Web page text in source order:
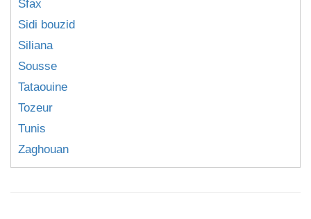
Sfax
Sidi bouzid
Siliana
Sousse
Tataouine
Tozeur
Tunis
Zaghouan